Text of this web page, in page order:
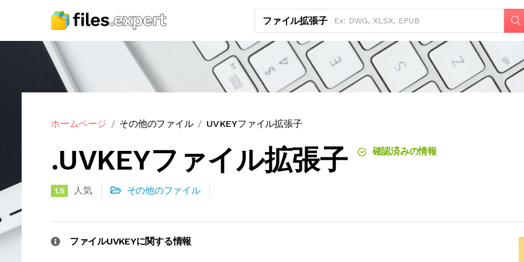
ファイル拡張子
ホームページ その他のファイル UVKEYファイル拡張子
.UVKEYファイル拡張子 確認済みの情報
1.5 人気 その他のファイル
ファイルUVKEYに関する情報